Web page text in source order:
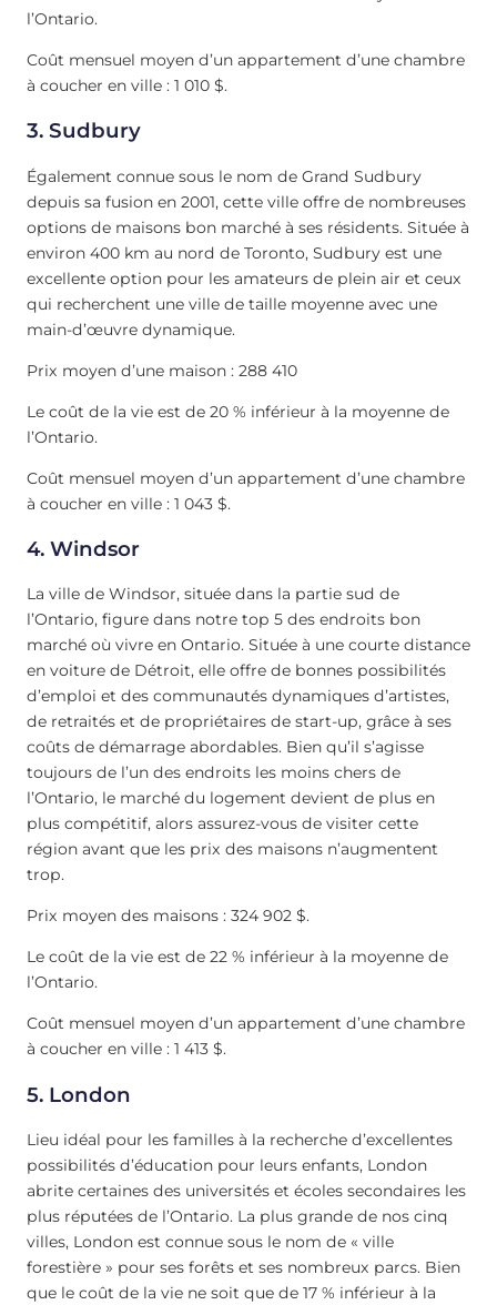
l’Ontario.
Coût mensuel moyen d’un appartement d’une chambre
à coucher en ville : 1 010 $.
3. Sudbury
Également connue sous le nom de Grand Sudbury
depuis sa fusion en 2001, cette ville offre de nombreuses
options de maisons bon marché à ses résidents. Située à
environ 400 km au nord de Toronto, Sudbury est une
excellente option pour les amateurs de plein air et ceux
qui recherchent une ville de taille moyenne avec une
main-d’œuvre dynamique.
Prix moyen d’une maison : 288 410
Le coût de la vie est de 20 % inférieur à la moyenne de
l’Ontario.
Coût mensuel moyen d’un appartement d’une chambre
à coucher en ville : 1 043 $.
4. Windsor
La ville de Windsor, située dans la partie sud de
l’Ontario, figure dans notre top 5 des endroits bon
marché où vivre en Ontario. Située à une courte distance
en voiture de Détroit, elle offre de bonnes possibilités
d’emploi et des communautés dynamiques d’artistes,
de retraités et de propriétaires de start-up, grâce à ses
coûts de démarrage abordables. Bien qu’il s’agisse
toujours de l’un des endroits les moins chers de
l’Ontario, le marché du logement devient de plus en
plus compétitif, alors assurez-vous de visiter cette
région avant que les prix des maisons n’augmentent
trop.
Prix moyen des maisons : 324 902 $.
Le coût de la vie est de 22 % inférieur à la moyenne de
l’Ontario.
Coût mensuel moyen d’un appartement d’une chambre
à coucher en ville : 1 413 $.
5. London
Lieu idéal pour les familles à la recherche d’excellentes
possibilités d’éducation pour leurs enfants, London
abrite certaines des universités et écoles secondaires les
plus réputées de l’Ontario. La plus grande de nos cinq
villes, London est connue sous le nom de « ville
forestière » pour ses forêts et ses nombreux parcs. Bien
que le coût de la vie ne soit que de 17 % inférieur à la